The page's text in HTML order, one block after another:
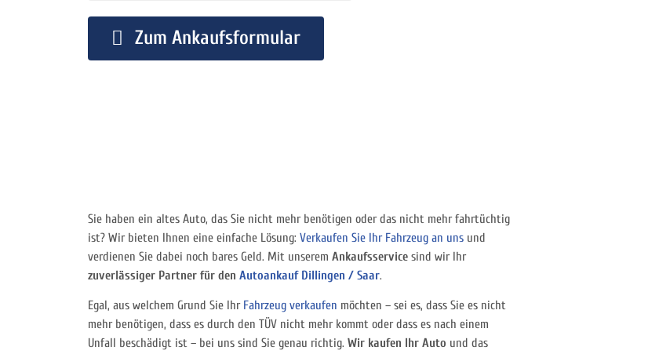
Zum Ankaufsformular
Sie haben ein altes Auto, das Sie nicht mehr benötigen oder das nicht mehr fahrtüchtig
ist? Wir bieten Ihnen eine einfache Lösung: Verkaufen Sie Ihr Fahrzeug an uns und
verdienen Sie dabei noch bares Geld. Mit unserem Ankaufsservice sind wir Ihr
zuverlässiger Partner für den Autoankauf Dillingen / Saar.
Egal, aus welchem Grund Sie Ihr Fahrzeug verkaufen möchten – sei es, dass Sie es nicht
mehr benötigen, dass es durch den TÜV nicht mehr kommt oder dass es nach einem
Unfall beschädigt ist – bei uns sind Sie genau richtig. Wir kaufen Ihr Auto und das